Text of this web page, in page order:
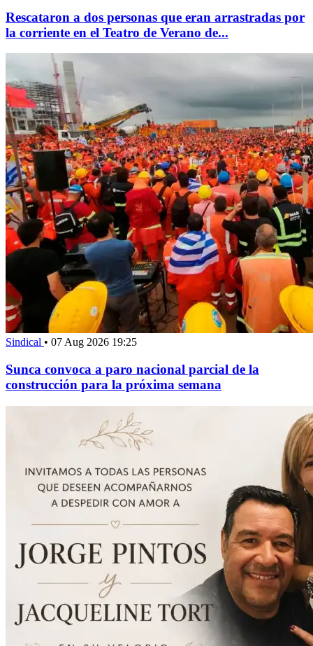
Rescataron a dos personas que eran arrastradas por
la corriente en el Teatro de Verano de...
Sindical • 07 Aug 2026 19:25
Sunca convoca a paro nacional parcial de la
construcción para la próxima semana